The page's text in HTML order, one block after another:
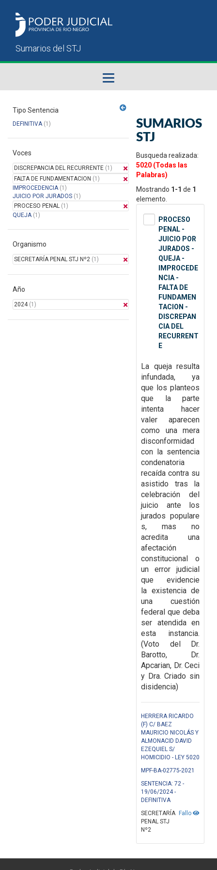
Sumarios del STJ
Manual del Usuario
Tipo Sentencia
DEFINITIVA(1)
Voces
DISCREPANCIA DEL RECURRENTE (1)
FALTA DE FUNDAMENTACION (1)
IMPROCEDENCIA(1)
JUICIO POR JURADOS (1)
PROCESO PENAL (1)
QUEJA(1)
Organismo
SECRETARÍA PENAL STJ Nº2 (1)
Año
2024(1)
SUMARIOS
STJ
Busqueda realizada:
5020 (Todas las
Palabras)
Mostrando 1-1 de 1
elemento.
PROCESO
PENAL -
JUICIO POR
JURADOS -
QUEJA -
IMPROCEDE
NCIA -
FALTA DE
FUNDAMEN
TACION -
DISCREPAN
CIA DEL
RECURRENT
E
La queja resulta
infundada, ya
que los planteos
que la parte
intenta hacer
valer aparecen
como una mera
disconformidad
con la sentencia
condenatoria
recaída contra su
asistido tras la
celebración del
juicio ante los
jurados populare
s, mas no
acredita una
afectación
constitucional o
un error judicial
que evidencie
la existencia de
una cuestión
federal que deba
ser atendida en
esta instancia.
(Voto del Dr.
Barotto, Dr.
Apcarian, Dr. Ceci
y Dra. Criado sin
disidencia)
HERRERA RICARDO
(F) C/ BAEZ
MAURICIO NICOLÁS Y
ALMONACID DAVID
EZEQUIEL S/
HOMICIDIO - LEY 5020
MPF-BA-02775-2021
SENTENCIA: 72 -
19/06/2024 -
DEFINITIVA
Fallo
SECRETARÍA
PENAL STJ
Nº2